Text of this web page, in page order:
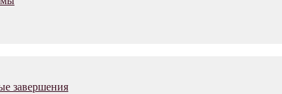
завершения